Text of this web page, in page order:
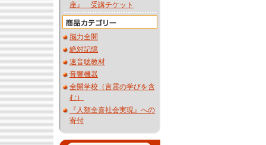
座』 受講チケット
脳力全開
絶対記憶
速音聴教材
音響機器
全開学校（言霊の学びを含
む）
『人類全喜社会実現』への
寄付